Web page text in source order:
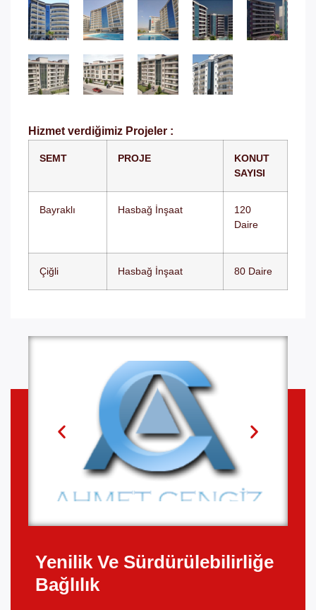
Hizmet verdiğimiz Projeler :
SEMT PROJE
KONUT
SAYISI
Bayraklı Hasbağ İnşaat
120
Daire
Çiğli Hasbağ İnşaat 80 Daire
Yenilik Ve Sürdürülebilirliğe
Bağlılık